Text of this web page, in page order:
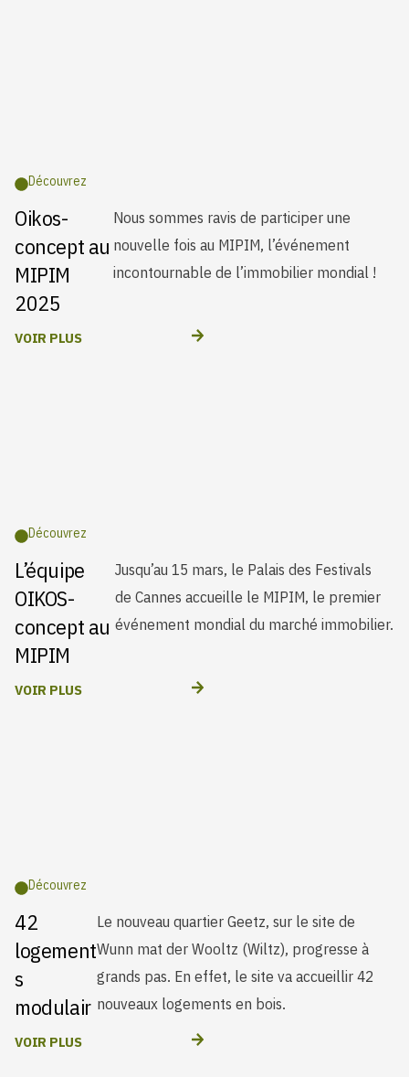
Découvrez
Oikos-
concept au
MIPIM
2025
Nous sommes ravis de participer une
nouvelle fois au MIPIM, l’événement
incontournable de l’immobilier mondial !
VOIR PLUS
Découvrez
L’équipe
OIKOS-
concept au
MIPIM
Jusqu’au 15 mars, le Palais des Festivals
de Cannes accueille le MIPIM, le premier
événement mondial du marché immobilier.
VOIR PLUS
Découvrez
42
logement
s
modulair
es à Wiltz
Le nouveau quartier Geetz, sur le site de
Wunn mat der Wooltz (Wiltz), progresse à
grands pas. En effet, le site va accueillir 42
nouveaux logements en bois.
VOIR PLUS